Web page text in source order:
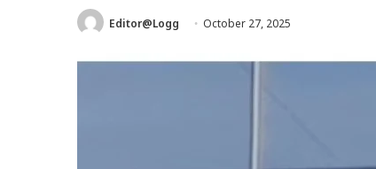
Editor@Logg October 27, 2025